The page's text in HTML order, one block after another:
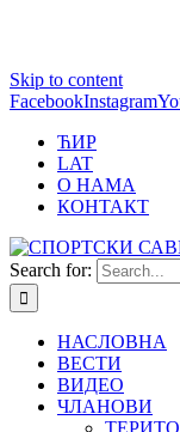
Skip to content
FacebookInstagram
ЋИР
LAT
О НАМА
КОНТАКТ
Search for:
НАСЛОВНА
ВЕСТИ
ВИДЕО
ЧЛАНОВИ